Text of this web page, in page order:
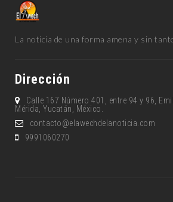
La noticia de una forma amena y sin
Dirección
Calle 167 Número 401, entre 94 y 96,
Mérida, Yucatán, México.
contacto@elawechdelanoticia.com
9991060270